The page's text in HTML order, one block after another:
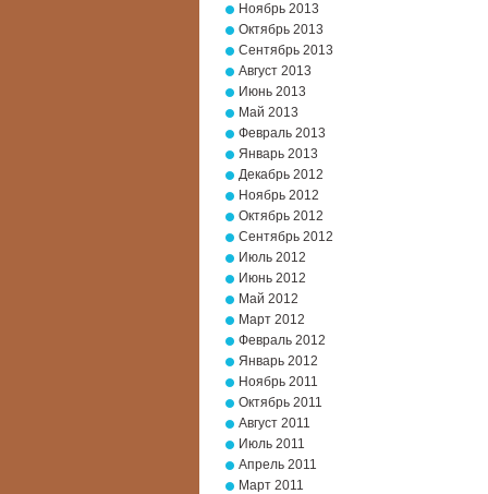
Ноябрь 2013
Октябрь 2013
Сентябрь 2013
Август 2013
Июнь 2013
Май 2013
Февраль 2013
Январь 2013
Декабрь 2012
Ноябрь 2012
Октябрь 2012
Сентябрь 2012
Июль 2012
Июнь 2012
Май 2012
Март 2012
Февраль 2012
Январь 2012
Ноябрь 2011
Октябрь 2011
Август 2011
Июль 2011
Апрель 2011
Март 2011